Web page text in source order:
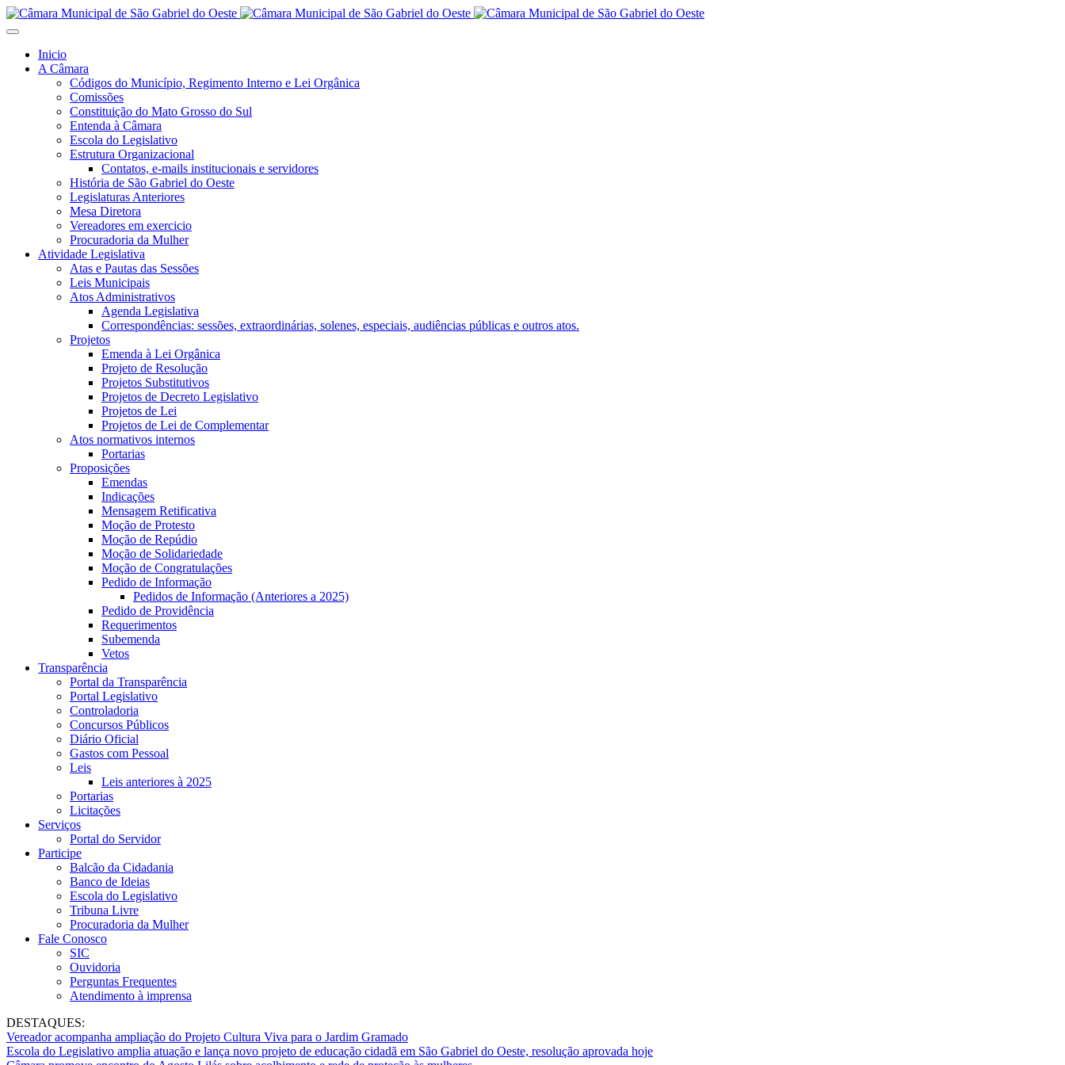
Inicio
A Câmara
Códigos do Município, Regimento Interno e Lei Orgânica
Comissões
Constituição do Mato Grosso do Sul
Entenda à Câmara
Escola do Legislativo
Estrutura Organizacional
Contatos, e-mails institucionais e servidores
História de São Gabriel do Oeste
Legislaturas Anteriores
Mesa Diretora
Vereadores em exercicio
Procuradoria da Mulher
Atividade Legislativa
Atas e Pautas das Sessões
Leis Municipais
Atos Administrativos
Agenda Legislativa
Correspondências: sessões, extraordinárias, solenes, especiais, audiências públicas e outros atos.
Projetos
Emenda à Lei Orgânica
Projeto de Resolução
Projetos Substitutivos
Projetos de Decreto Legislativo
Projetos de Lei
Projetos de Lei de Complementar
Atos normativos internos
Portarias
Proposições
Emendas
Indicações
Mensagem Retificativa
Moção de Protesto
Moção de Repúdio
Moção de Solidariedade
Moção de Congratulações
Pedido de Informação
Pedidos de Informação (Anteriores a 2025)
Pedido de Providência
Requerimentos
Subemenda
Vetos
Transparência
Portal da Transparência
Portal Legislativo
Controladoria
Concursos Públicos
Diário Oficial
Gastos com Pessoal
Leis
Leis anteriores à 2025
Portarias
Licitações
Serviços
Portal do Servidor
Participe
Balcão da Cidadania
Banco de Ideias
Escola do Legislativo
Tribuna Livre
Procuradoria da Mulher
Fale Conosco
SIC
Ouvidoria
Perguntas Frequentes
Atendimento à imprensa
DESTAQUES:
Vereador acompanha ampliação do Projeto Cultura Viva para o Jardim Gramado
Escola do Legislativo amplia atuação e lança novo projeto de educação cidadã em São Gabriel do Oeste, resolução aprovada hoje